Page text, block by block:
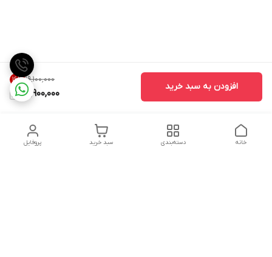
۱۹٬۱۰۰٬۰۰۰ 16%
15,900,000
افزودن به سبد خرید
پروفایل سبد خرید دسته‌بندی خانه